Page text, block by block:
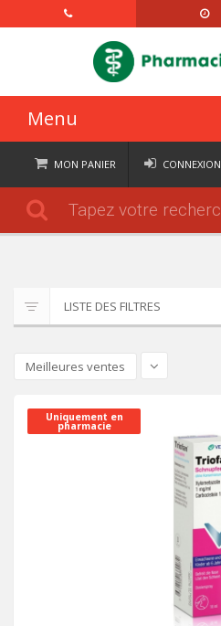
Menu
ACCUEIL
CATÉGORIES
CONTACT
SEMAINIERS
MON PANIER
Commander
CONNEXION
LISTE DES FILTRES
Meilleures ventes
Uniquement en
pharmacie